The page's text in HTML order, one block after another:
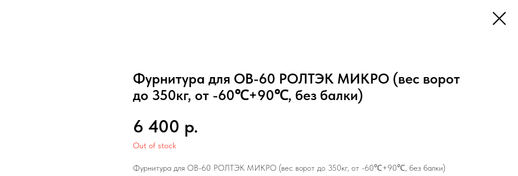
Фурнитура для ОВ-60 РОЛТЭК МИКРО (вес ворот
до 350кг, от -60℃+90℃, без балки)
6 400 р.
Out of stock
Фурнитура для ОВ-60 РОЛТЭК МИКРО (вес ворот до 350кг, от -60℃+90℃, без балки)